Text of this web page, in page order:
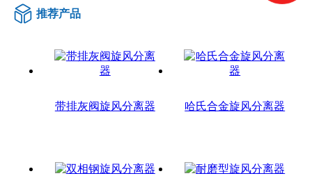
推荐产品
带排灰阀旋风分离器 哈氏合金旋风分离器